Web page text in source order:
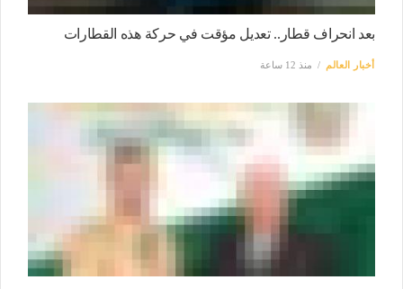
بعد انحراف قطار.. تعديل مؤقت في حركة هذه القطارات
أخبار العالم منذ 12 ساعة